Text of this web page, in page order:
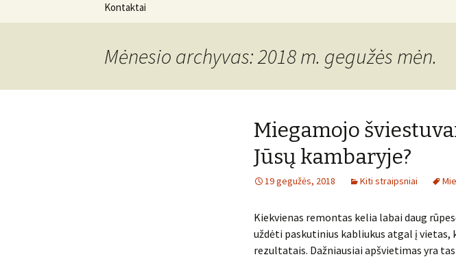
Kontaktai
Mėnesio archyvas: 2018 m. gegužės mėn.
Miegamojo
Jūsų kambaryje?
19 gegužės, 2018 Kiti straipsniai
Kiekvienas remontas kelia labai daug
uždėti paskutinius kabliukus atgal į
rezultatais. Dažniausiai apšvietimas yra